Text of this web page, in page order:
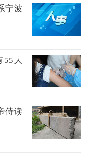
宁波
55人
侍读